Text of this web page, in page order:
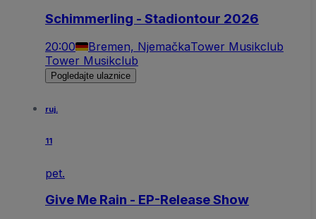
Schimmerling - Stadiontour 2026
20:00 Bremen, NjemačkaTower Musikclub
Tower Musikclub
Pogledajte ulaznice
ruj.
11
pet.
Give Me Rain - EP-Release Show